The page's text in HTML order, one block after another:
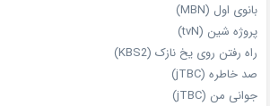
بانوی اول (MBN)
پروژه شین (tvN)
راه رفتن روی یخ نازک (KBS2)
صد خاطره (jTBC)
جوانی من (jTBC)